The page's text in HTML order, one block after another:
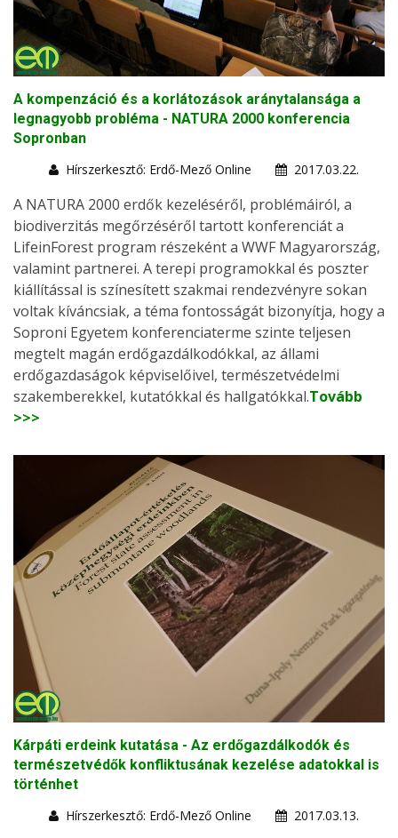
A kompenzáció és a korlátozások aránytalansága a
legnagyobb probléma - NATURA 2000 konferencia
Sopronban
Hírszerkesztő: Erdő-Mező Online
2017.03.22.
A NATURA 2000 erdők kezeléséről, problémáiról, a
biodiverzitás megőrzéséről tartott konferenciát a
LifeinForest program részeként a WWF Magyarország,
valamint partnerei. A terepi programokkal és poszter
kiállítással is színesített szakmai rendezvényre sokan
voltak kíváncsiak, a téma fontosságát bizonyítja, hogy a
Soproni Egyetem konferenciaterme szinte teljesen
megtelt magán erdőgazdálkodókkal, az állami
erdőgazdaságok képviselőivel, természetvédelmi
szakemberekkel, kutatókkal és hallgatókkal.Tovább
>>>
Kárpáti erdeink kutatása - Az erdőgazdálkodók és
természetvédők konfliktusának kezelése adatokkal is
történhet
Hírszerkesztő: Erdő-Mező Online
2017.03.13.